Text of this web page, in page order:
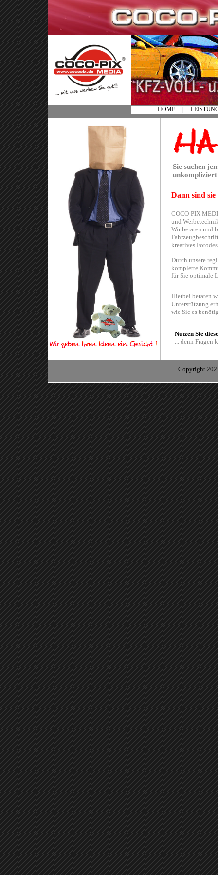
Hierbei beraten
Unterstützung
wie Sie es
COCO-PIX
und
Wir beraten und
kreatives
Durch unsere
komplette
für Sie optimale
Dann sind
Sie suchen
Nutzen Sie
... denn Fragen
HOME
Copyright